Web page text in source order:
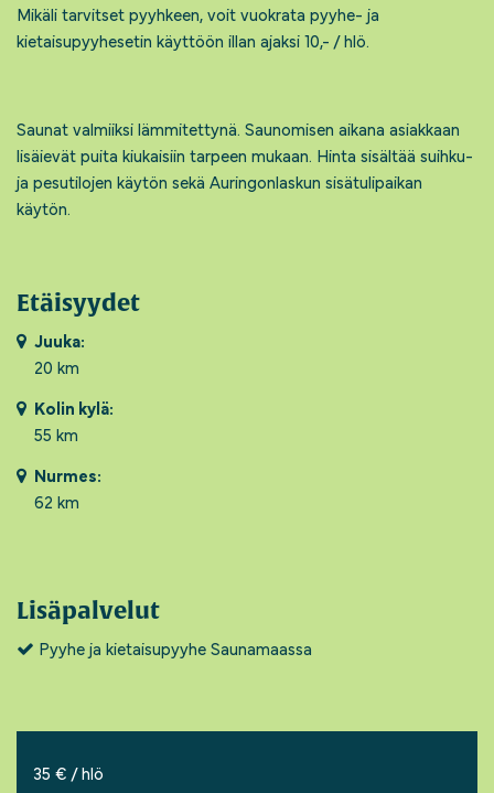
Mikäli tarvitset pyyhkeen, voit vuokrata pyyhe- ja
kietaisupyyhesetin käyttöön illan ajaksi 10,- / hlö.
Saunat valmiiksi lämmitettynä. Saunomisen aikana asiakkaan
lisäievät puita kiukaisiin tarpeen mukaan. Hinta sisältää suihku-
ja pesutilojen käytön sekä Auringonlaskun sisätulipaikan
käytön.
Etäisyydet
Juuka:
20 km
Kolin kylä:
55 km
Nurmes:
62 km
Lisäpalvelut
Pyyhe ja kietaisupyyhe Saunamaassa
35 € / hlö